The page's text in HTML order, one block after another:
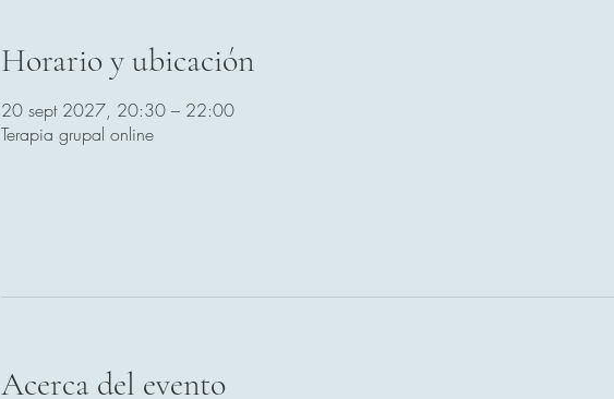
Horario y ubicación
20 sept 2027, 20:30 – 22:00
Terapia grupal online
Acerca del evento